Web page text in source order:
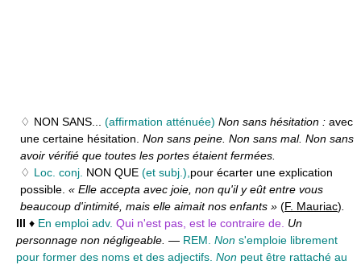
♢ NON SANS... (affirmation atténuée) Non sans hésitation : avec
une certaine hésitation. Non sans peine. Non sans mal. Non sans
avoir vérifié que toutes les portes étaient fermées.
♢ Loc. conj. NON QUE (et subj.),pour écarter une explication
possible. « Elle accepta avec joie, non qu'il y eût entre vous
beaucoup d'intimité, mais elle aimait nos enfants » (F. Mauriac).
III ♦ En emploi adv. Qui n'est pas, est le contraire de. Un
personnage non négligeable. — REM. Non s'emploie librement
pour former des noms et des adjectifs. Non peut être rattaché au